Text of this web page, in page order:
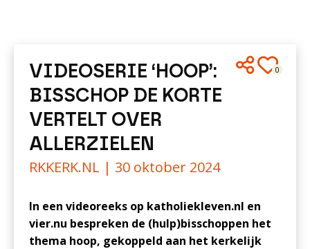
0
VIDEOSERIE ‘HOOP’:
BISSCHOP DE KORTE
VERTELT OVER
ALLERZIELEN
RKKERK.NL | 30 oktober 2024
In een videoreeks op katholiekleven.nl en
vier.nu bespreken de (hulp)bisschoppen het
thema hoop, gekoppeld aan het kerkelijk